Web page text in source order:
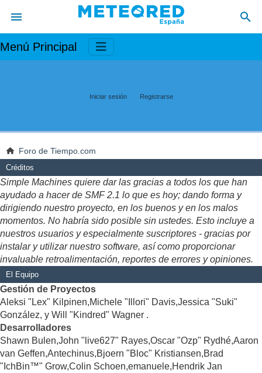
Menú Principal
Iniciar sesión Registrarse
Foro de Tiempo.com
Créditos
Simple Machines quiere dar las gracias a todos los que han
ayudado a hacer de SMF 2.1 lo que es hoy; dando forma y
dirigiendo nuestro proyecto, en los buenos y en los malos
momentos. No habría sido posible sin ustedes. Esto incluye a
nuestros usuarios y especialmente suscriptores - gracias por
instalar y utilizar nuestro software, así como proporcionar
invaluable retroalimentación, reportes de errores y opiniones.
El Equipo
Gestión de Proyectos
Aleksi "Lex" Kilpinen,Michele "Illori" Davis,Jessica "Suki"
González, y Will "Kindred" Wagner .
Desarrolladores
Shawn Bulen,John "live627" Rayes,Oscar "Ozp" Rydhé,Aaron
van Geffen,Antechinus,Bjoern "Bloc" Kristiansen,Brad
"IchBin™" Grow,Colin Schoen,emanuele,Hendrik Jan